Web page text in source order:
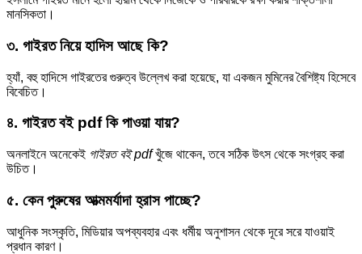
মানসিকতা।
৩. গাইরত নিয়ে হাদিস আছে কি?
হ্যাঁ, বহু হাদিসে গাইরতের গুরুত্ব উল্লেখ করা হয়েছে, যা একজন মুমিনের বৈশিষ্ট্য হিসেবে
বিবেচিত।
৪. গাইরত বই pdf কি পাওয়া যায়?
অনলাইনে অনেকেই গাইরত বই pdfখুঁজে থাকেন, তবে সঠিক উৎস থেকে সংগ্রহ করা
উচিত।
৫. কেন পুরুষের আত্মমর্যাদা হ্রাস পাচ্ছে?
আধুনিক সংস্কৃতি, মিডিয়ার অপব্যবহার এবং ধর্মীয় অনুশাসন থেকে দূরে সরে যাওয়াই
প্রধান কারণ।